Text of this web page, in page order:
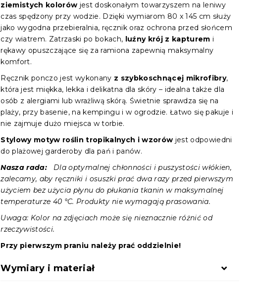
ziemistych kolorów jest doskonałym towarzyszem na leniwy
czas spędzony przy wodzie. Dzięki wymiarom 80 x 145 cm służy
jako wygodna przebieralnia, ręcznik oraz ochrona przed słońcem
czy wiatrem. Zatrzaski po bokach, luźny krój z kapturem i
rękawy opuszczające się za ramiona zapewnią maksymalny
komfort.
Ręcznik ponczo jest wykonany z szybkoschnącej mikrofibry,
która jest miękka, lekka i delikatna dla skóry – idealna także dla
osób z alergiami lub wrażliwą skórą. Świetnie sprawdza się na
plaży, przy basenie, na kempingu i w ogrodzie. Łatwo się pakuje i
nie zajmuje dużo miejsca w torbie.
Stylowy motyw roślin tropikalnych i wzorów jest odpowiedni
do plażowej garderoby dla pań i panów.
Nasza rada:
Dla optymalnej chłonności i puszystości włókien,
zalecamy, aby ręczniki i osuszki prać dwa razy przed pierwszym
użyciem bez użycia płynu do płukania tkanin w maksymalnej
temperaturze 40 °C. Produkty nie wymagają prasowania.
Uwaga: Kolor na zdjęciach może się nieznacznie różnić od
rzeczywistości.
Przy pierwszym praniu należy prać oddzielnie!
Wymiary i materiał